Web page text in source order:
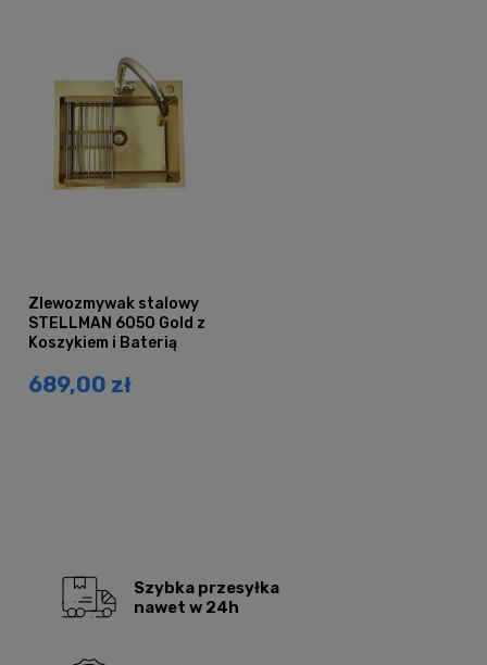
Zlewozmywak stalowy
STELLMAN 6050 Gold z
Koszykiem i Baterią
689,00 zł
Szybka przesyłka
nawet w 24h